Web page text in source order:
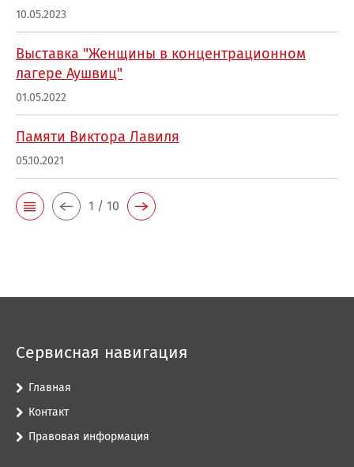
10.05.2023
Выставка "Женщины в концентрационном
лагере Аушвиц"
01.05.2022
Памяти Виктора Лавиля
05.10.2021
1 / 10
Сервисная навигация
Главная
Контакт
Правовая информация